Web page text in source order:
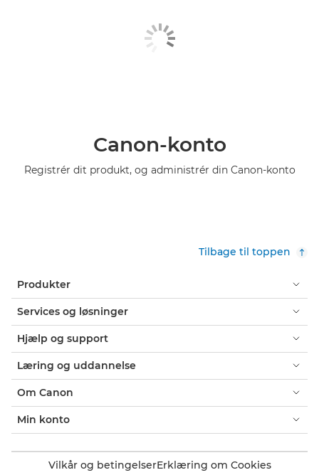
Canon-konto
Registrér dit produkt, og administrér din Canon-konto
Tilbage til toppen
Produkter
Services og løsninger
Hjælp og support
Læring og uddannelse
Om Canon
Min konto
Vilkår og betingelserErklæring om Cookies